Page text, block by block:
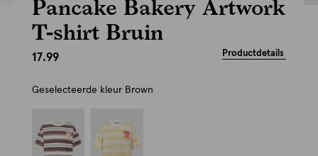
Pancake Bakery Artwork
T-shirt Bruin
17.99 Productdetails
Geselecteerde kleur Brown